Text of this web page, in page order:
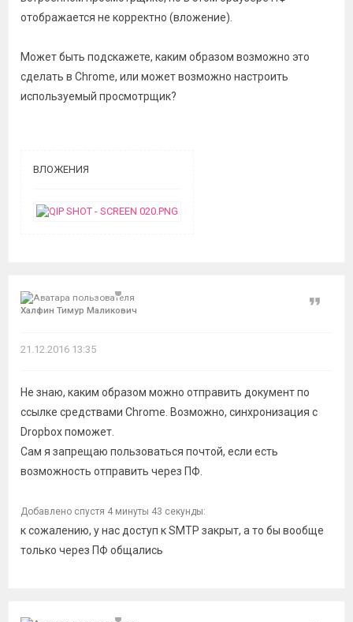
отображается не корректно (вложение).
Может быть подскажете, каким образом возможно это
сделать в Chrome, или может возможно настроить
используемый просмотрщик?
ВЛОЖЕНИЯ
Халфин Тимур Маликович
Цитата
21.12.2016 13:35
Не знаю, каким образом можно отправить документ по
ссылке средствами Chrome. Возможно, синхронизация с
Dropbox поможет.
Сам я запрещаю пользоваться почтой, если есть
возможность отправить через ПФ.
Добавлено спустя 4 минуты 43 секунды:
к сожалению, у нас доступ к SMTP закрыт, а то бы вообще
только через ПФ общались